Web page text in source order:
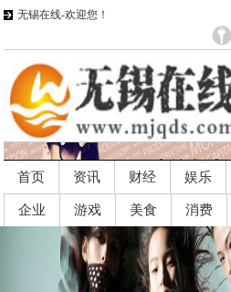
无锡在线-欢迎您！
首页 资讯 财经 娱乐
企业 游戏 美食 消费